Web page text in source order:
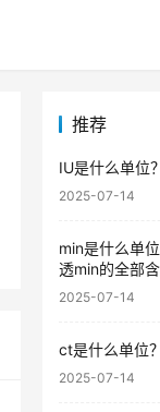
推荐
IU是什么单位？
2025-07-14
min是什么单
透min的全部
2025-07-14
ct是什么单位？
2025-07-14